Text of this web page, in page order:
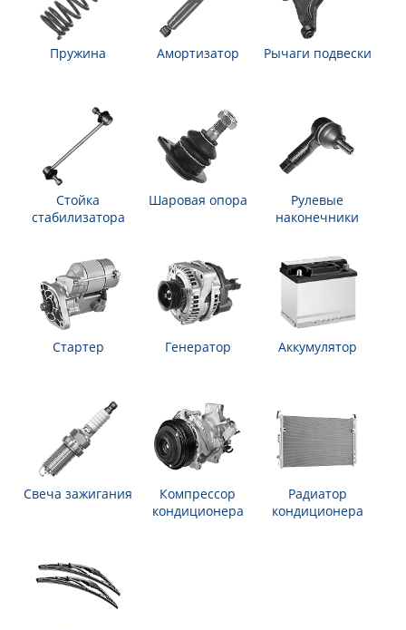
Пружина Амортизатор Рычаги подвески
Стойка
стабилизатора
Шаровая опора
Рулевые
наконечники
Стартер Генератор Аккумулятор
Свеча зажигания
Компрессор
кондиционера
Радиатор
кондиционера